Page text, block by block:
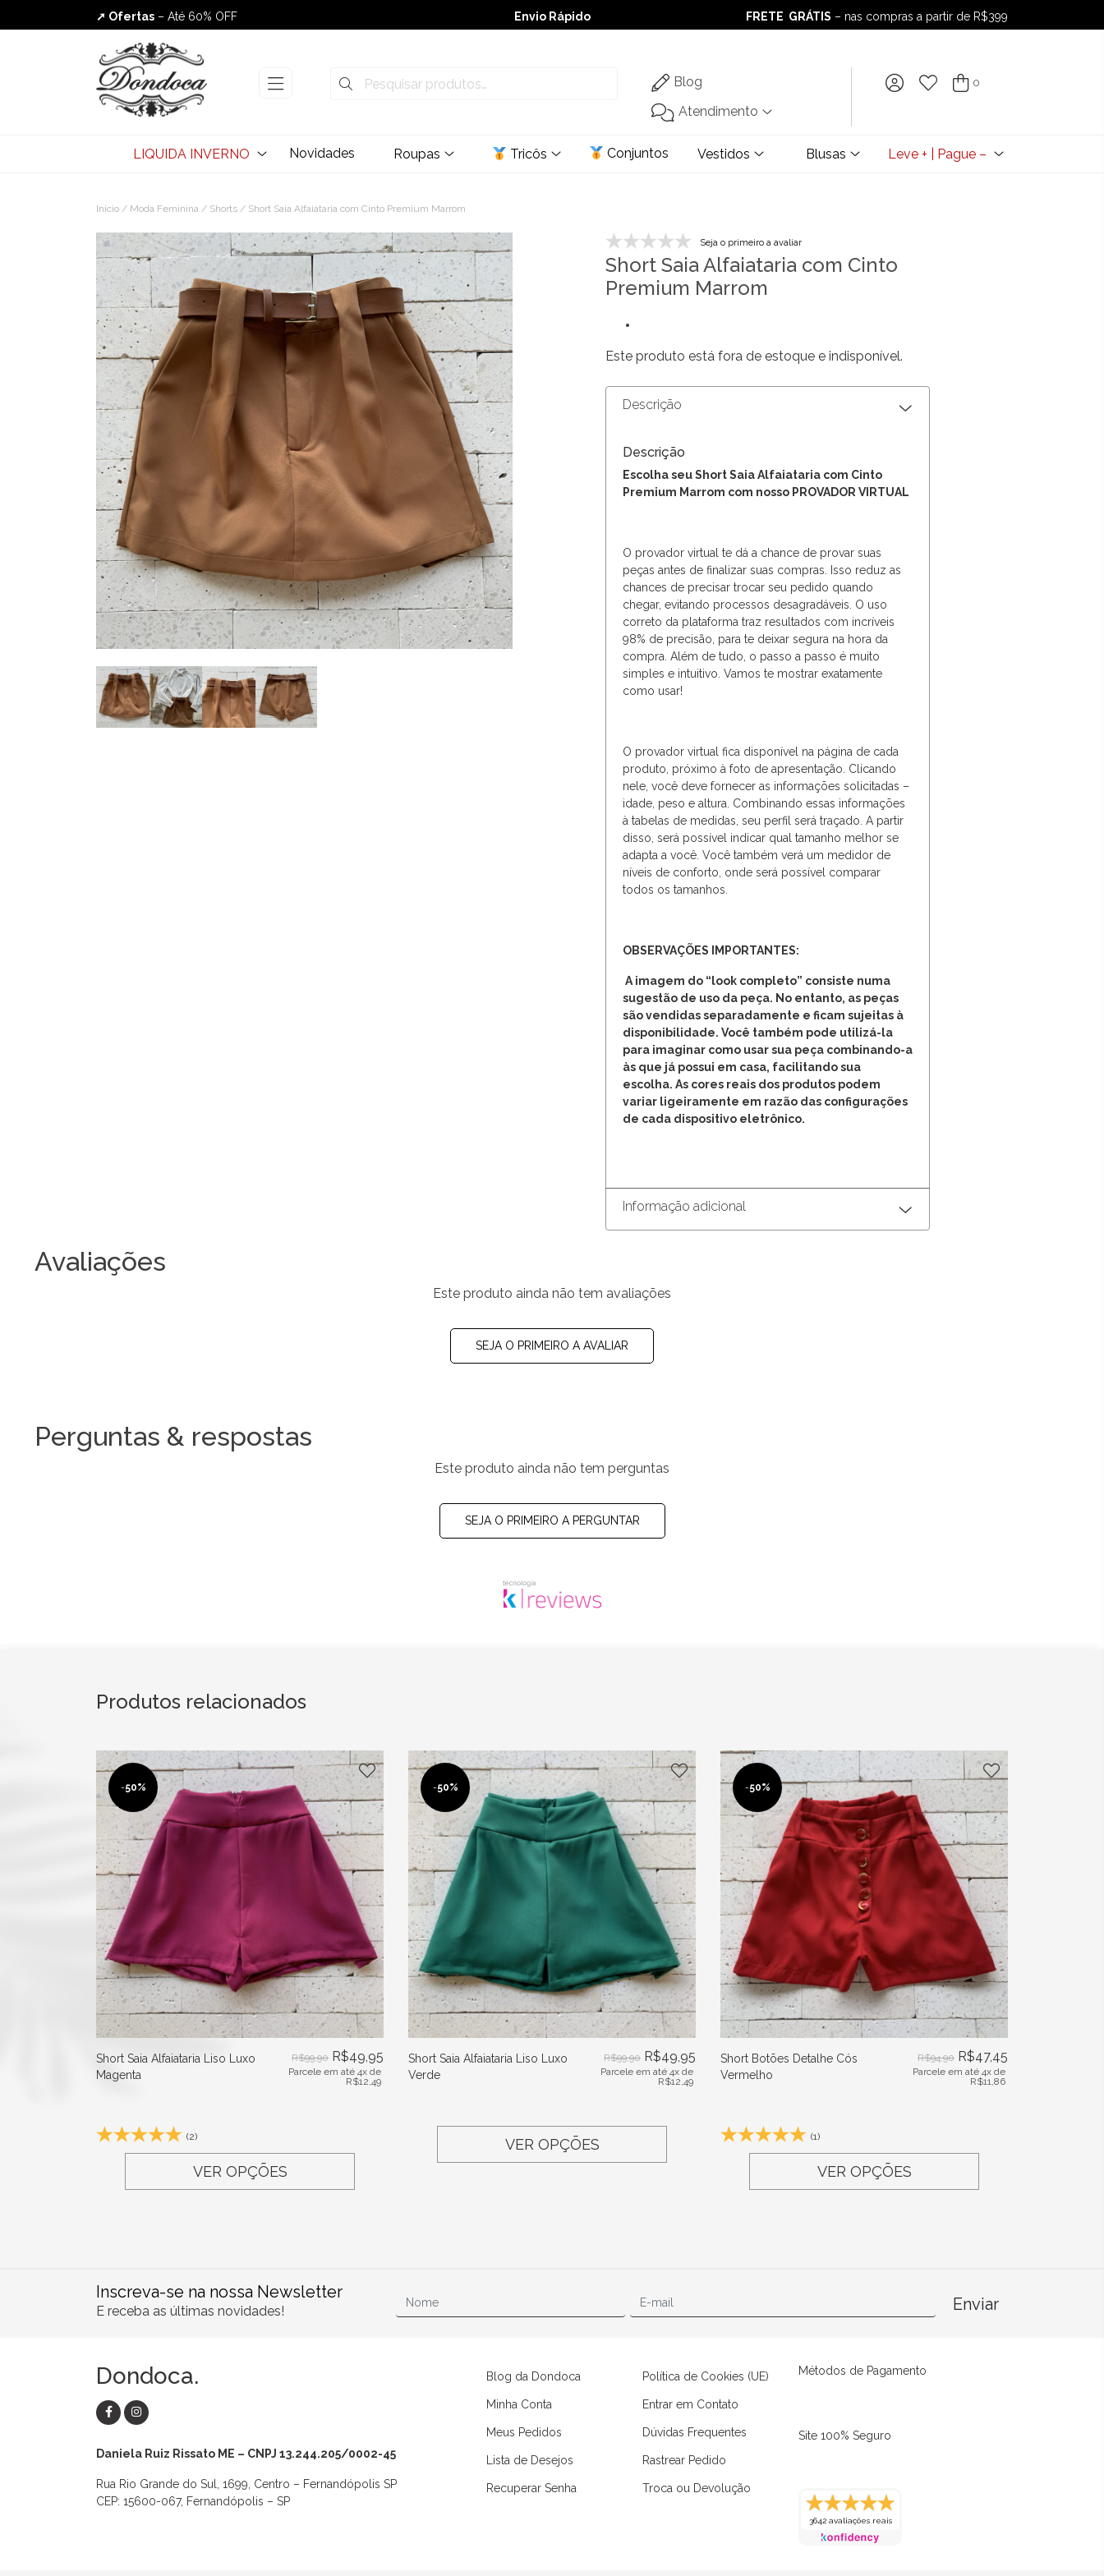
➚ Ofertas – Até 60% OFF
Envio Rápido
Envio Rápido
➚ Ofertas– Até 60% OFF
FRETE GRÁTIS – nas compras a partir de R$399
FRETE GRÁTIS– nas compras a partir de R$399
Blog
Atendimento
0
LIQUIDA INVERNO Novidades Roupas Tricôs Conjuntos Vestidos Blusas Leve + | Pague –
Macaquinhos Blusas Vestidos Calças
Início / Moda Feminina / Shorts / Short Saia Alfaiataria com Cinto Premium Marrom
Seja o primeiro a avaliar
Short Saia Alfaiataria com Cinto
Premium Marrom
Este produto está fora de estoque e indisponível.
Descrição
Descrição
Escolha seu Short Saia Alfaiataria com Cinto
Premium Marrom com nosso PROVADOR VIRTUAL
O provador virtual te dá a chance de provar suas
peças antes de finalizar suas compras. Isso reduz as
chances de precisar trocar seu pedido quando
chegar, evitando processos desagradáveis. O uso
correto da plataforma traz resultados com incríveis
98% de precisão, para te deixar segura na hora da
compra. Além de tudo, o passo a passo é muito
simples e intuitivo. Vamos te mostrar exatamente
como usar!
O provador virtual fica disponível na página de cada
produto, próximo à foto de apresentação. Clicando
nele, você deve fornecer as informações solicitadas –
idade, peso e altura. Combinando essas informações
à tabelas de medidas, seu perfil será traçado. A partir
disso, será possível indicar qual tamanho melhor se
adapta a você. Você também verá um medidor de
níveis de conforto, onde será possível comparar
todos os tamanhos.
OBSERVAÇÕES IMPORTANTES:
A imagem do “look completo” consiste numa
sugestão de uso da peça. No entanto, as peças
são vendidas separadamente e ficam sujeitas à
disponibilidade. Você também pode utilizá-la
para imaginar como usar sua peça combinando-a
às que já possui em casa, facilitando sua
escolha. As cores reais dos produtos podem
variar ligeiramente em razão das configurações
de cada dispositivo eletrônico.
Informação adicional
Avaliações
Este produto ainda não tem avaliações
SEJA O PRIMEIRO A AVALIAR
Perguntas & respostas
Este produto ainda não tem perguntas
SEJA O PRIMEIRO A PERGUNTAR
Produtos relacionados
-50%
Short Saia Alfaiataria Liso Luxo
Magenta
R$99,90 R$49,95
Parcele em até 4x de
R$12,49
(2)
VER OPÇÕES
-50%
Short Saia Alfaiataria Liso Luxo
Verde
R$99,90 R$49,95
Parcele em até 4x de
R$12,49
VER OPÇÕES
-50%
Short Botões Detalhe Cós
Vermelho
R$94,90 R$47,45
Parcele em até 4x de
R$11,86
(1)
VER OPÇÕES
Inscreva-se na nossa Newsletter
E receba as últimas novidades! Enviar
Dondoca.
Daniela Ruiz Rissato ME – CNPJ 13.244.205/0002-45
Rua Rio Grande do Sul, 1699, Centro – Fernandópolis SP
CEP: 15600-067, Fernandópolis – SP
Blog da Dondoca
Minha Conta
Meus Pedidos
Lista de Desejos
Recuperar Senha
Política de Cookies (UE)
Entrar em Contato
Dúvidas Frequentes
Rastrear Pedido
Troca ou Devolução
Métodos de Pagamento
Site 100% Seguro
3642 avaliações reais